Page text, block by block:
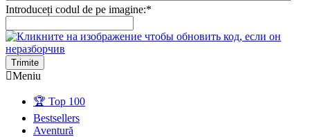
Introduceți codul de pe imagine:*
Trimite
Meniu
🏆 Top 100
Bestsellers
Aventură